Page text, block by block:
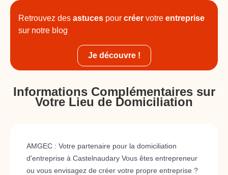
Retrouvez des astuces pour créer votre entreprise
sur notre blog
Je découvre !
Informations Complémentaires sur
Votre Lieu de Domiciliation
AMGEC : Votre partenaire pour la domiciliation
d'entreprise à Castelnaudary Vous êtes entrepreneur
ou vous envisagez de créer votre propre entreprise ?